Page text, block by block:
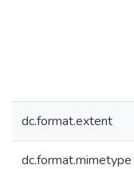
dc.format.extent
dc.format.mimetype